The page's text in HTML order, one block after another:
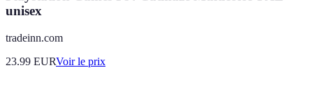
unisex
tradeinn.com
23.99 EURVoir le prix